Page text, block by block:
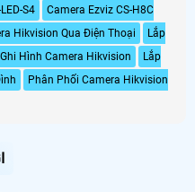
S4
Camera Ezviz CS-H8C
Hikvision Qua Điện Thoại
Lắp
Hình Camera Hikvision
Lắp
Phân Phối Camera Hikvision